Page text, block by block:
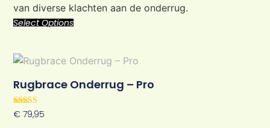
van diverse klachten aan de onderrug.
Select Options
Rugbrace Onderrug – Pro
Rated
5.00
€ 79,95